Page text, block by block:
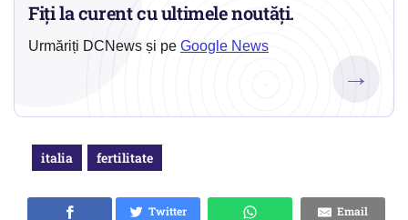
Fiți la curent cu ultimele noutăți.
Urmăriți DCNews și pe Google News
→
italia fertilitate
Twitter
Email